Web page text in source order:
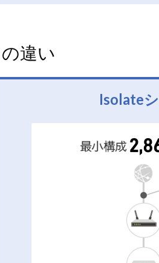
の違い
Isolate